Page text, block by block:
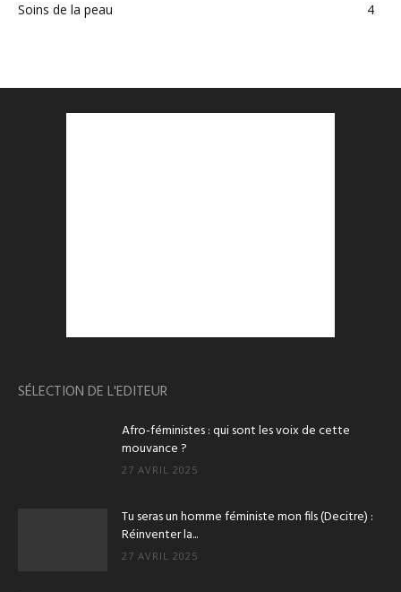
Soins de la peau
4
SÉLECTION DE L'EDITEUR
Afro-féministes : qui sont les voix de cette
mouvance ?
27 AVRIL 2025
Tu seras un homme féministe mon fils (Decitre) :
Réinventer la...
27 AVRIL 2025